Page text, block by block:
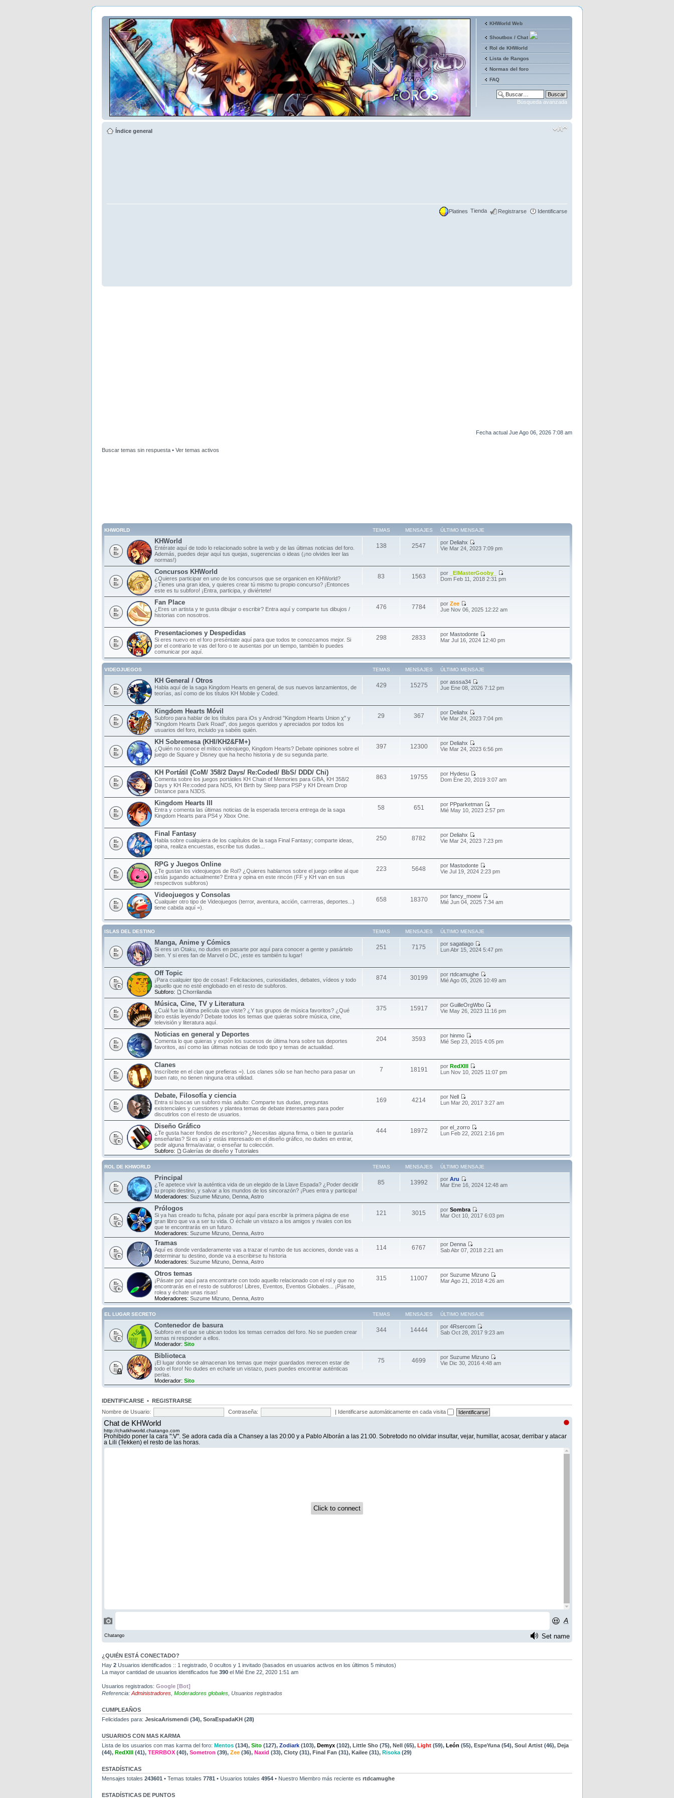
KHWorld Web
Shoutbox / Chat
Rol de KHWorld
Lista de Rangos
Normas del foro
FAQ
Búsqueda avanzada
Índice general
Platines Tienda Registrarse Identificarse
Fecha actual Jue Ago 06, 2026 7:08 am
Buscar temas sin respuesta • Ver temas activos
KHWORLD TEMAS MENSAJES ÚLTIMO MENSAJE
KHWorld
Entérate aquí de todo lo relacionado sobre la web y de las últimas noticias del foro.
Además, puedes dejar aquí tus quejas, sugerencias o ideas (¡no olvides leer las
normas!)
138 2547 por Deliahx
Vie Mar 24, 2023 7:09 pm
Concursos KHWorld
¿Quieres participar en uno de los concursos que se organicen en KHWorld?
¿Tienes una gran idea, y quieres crear tú mismo tu propio concurso? ¡Entonces
este es tu subforo! ¡Entra, participa, y diviértete!
83 1563 por
_ElMasterGooby_
Dom Feb 11, 2018 2:31 pm
Fan Place
¿Eres un artista y te gusta dibujar o escribir? Entra aquí y comparte tus dibujos /
historias con nosotros.
476 7784 porZee
Jue Nov 06, 2025 12:22 am
Presentaciones y Despedidas
Si eres nuevo en el foro preséntate aquí para que todos te conozcamos mejor. Si
por el contrario te vas del foro o te ausentas por un tiempo, también lo puedes
comunicar por aquí.
298 2833 por Mastodonte
Mar Jul 16, 2024 12:40 pm
VIDEOJUEGOS TEMAS MENSAJES ÚLTIMO MENSAJE
KH General / Otros
Habla aquí de la saga Kingdom Hearts en general, de sus nuevos lanzamientos, de
teorías, así como de los títulos KH Mobile y Coded.
429 15275 porasssa34
Jue Ene 08, 2026 7:12 pm
Kingdom Hearts Móvil
Subforo para hablar de los títulos para iOs y Android "Kingdom Hearts Union χ" y
"Kingdom Hearts Dark Road", dos juegos queridos y apreciados por todos los
usuarios del foro, incluido ya sabéis quién.
29 367 por Deliahx
Vie Mar 24, 2023 7:04 pm
KH Sobremesa (KHI/KH2&FM+)
¿Quién no conoce el mítico videojuego, Kingdom Hearts? Debate opiniones sobre el
juego de Square y Disney que ha hecho historia y de su segunda parte.
397 12300 por Deliahx
Vie Mar 24, 2023 6:56 pm
KH Portátil (CoM/ 358/2 Days/ Re:Coded/ BbS/ DDD/ Chi)
Comenta sobre los juegos portátiles KH Chain of Memories para GBA, KH 358/2
Days y KH Re:coded para NDS, KH Birth by Sleep para PSP y KH Dream Drop
Distance para N3DS.
863 19755 por Hydesu
Dom Ene 20, 2019 3:07 am
Kingdom Hearts III
Entra y comenta las últimas noticias de la esperada tercera entrega de la saga
Kingdom Hearts para PS4 y Xbox One.
58 651 por PPparketman
Mié May 10, 2023 2:57 pm
Final Fantasy
Habla sobre cualquiera de los capítulos de la saga Final Fantasy; comparte ideas,
opina, realiza encuestas, escribe tus dudas...
250 8782 por Deliahx
Vie Mar 24, 2023 7:23 pm
RPG y Juegos Online
¿Te gustan los videojuegos de Rol? ¿Quieres hablarnos sobre el juego online al que
estás jugando actualmente? Entra y opina en este rincón (FF y KH van en sus
respectivos subforos)
223 5648 por Mastodonte
Vie Jul 19, 2024 2:23 pm
Videojuegos y Consolas
Cualquier otro tipo de Videojuegos (terror, aventura, acción, carrreras, deportes...)
tiene cabida aquí =).
658 18370 porfancy_moew
Mié Jun 04, 2025 7:34 am
ISLAS DEL DESTINO TEMAS MENSAJES ÚLTIMO MENSAJE
Manga, Anime y Cómics
Si eres un Otaku, no dudes en pasarte por aquí para conocer a gente y pasártelo
bien. Y si eres fan de Marvel o DC, ¡este es también tu lugar!
251 7175 porsagatiago
Lun Abr 15, 2024 5:47 pm
Off Topic
¡Para cualquier tipo de cosas!: Felicitaciones, curiosidades, debates, vídeos y todo
aquello que no esté englobado en el resto de subforos.
Subforo:
Chorrilandia
874 30199 porrtdcamughe
Mié Ago 05, 2026 10:49 am
Música, Cine, TV y Literatura
¿Cuál fue la última película que viste? ¿Y tus grupos de música favoritos? ¿Qué
libro estás leyendo? Debate todos los temas que quieras sobre música, cine,
televisión y literatura aquí.
375 15917 porGuilleOrgWbo
Vie May 26, 2023 11:16 pm
Noticias en general y Deportes
Comenta lo que quieras y expón los sucesos de última hora sobre tus deportes
favoritos, así como las últimas noticias de todo tipo y temas de actualidad.
204 3593 porhinmo
Mié Sep 23, 2015 4:05 pm
Clanes
Inscríbete en el clan que prefieras =). Los clanes sólo se han hecho para pasar un
buen rato, no tienen ninguna otra utilidad.
7 18191 porRedXIII
Lun Nov 10, 2025 11:07 pm
Debate, Filosofía y ciencia
Entra si buscas un subforo más adulto: Comparte tus dudas, preguntas
existenciales y cuestiones y plantea temas de debate interesantes para poder
discutirlos con el resto de usuarios.
169 4214 por Nell
Lun Mar 20, 2017 3:27 am
Diseño Gráfico
¿Te gusta hacer fondos de escritorio? ¿Necesitas alguna firma, o bien te gustaría
enseñarlas? Si es así y estás interesado en el diseño gráfico, no dudes en entrar,
pedir alguna firma/avatar, o enseñar tu colección.
Subforo:
Galerías de diseño y Tutoriales
444 18972 porel_zorro
Lun Feb 22, 2021 2:16 pm
ROL DE KHWORLD TEMAS MENSAJES ÚLTIMO MENSAJE
Principal
¿Te apetece vivir la auténtica vida de un elegido de la Llave Espada? ¿Poder decidir
tu propio destino, y salvar a los mundos de los sincorazón? ¡Pues entra y participa!
Moderadores: Suzume Mizuno Denna Astro
85 13992 porAru
Mar Ene 16, 2024 12:48 am
Prólogos
Si ya has creado tu ficha, pásate por aquí para escribir la primera página de ese
gran libro que va a ser tu vida. O échale un vistazo a los amigos y rivales con los
que te encontrarás en un futuro.
Moderadores: Suzume Mizuno Denna Astro
121 3015 porSombra
Mar Oct 10, 2017 6:03 pm
Tramas
Aquí es donde verdaderamente vas a trazar el rumbo de tus acciones, donde vas a
determinar tu destino, donde va a escribirse tu historia
Moderadores: Suzume Mizuno Denna Astro
114 6767 por Denna
Sab Abr 07, 2018 2:21 am
Otros temas
¡Pásate por aquí para encontrarte con todo aquello relacionado con el rol y que no
encontrarás en el resto de subforos! Libres, Eventos, Eventos Globales... ¡Pásate,
rolea y échate unas risas!
Moderadores: Suzume Mizuno Denna Astro
315 11007 porSuzume Mizuno
Mar Ago 21, 2018 4:26 am
EL LUGAR SECRETO TEMAS MENSAJES ÚLTIMO MENSAJE
Contenedor de basura
Subforo en el que se ubican todos los temas cerrados del foro. No se pueden crear
temas ni responder a ellos.
Moderador: Sito
344 14444 por4Rsercom
Sab Oct 28, 2017 9:23 am
Biblioteca
¡El lugar donde se almacenan los temas que mejor guardados merecen estar de
todo el foro! No dudes en echarle un vistazo, pues puedes encontrar auténticas
perlas.
Moderador: Sito
75 4699 porSuzume Mizuno
Vie Dic 30, 2016 4:48 am
IDENTIFICARSE • REGISTRARSE
Nombre de Usuario:
Contraseña: | Identificarse automáticamente en cada visita
¿QUIÉN ESTÁ CONECTADO?
Hay 2 Usuarios identificados :: 1 registrado, 0 ocultos y 1 invitado (basados en usuarios activos en los últimos 5 minutos)
La mayor cantidad de usuarios identificados fue 390 el Mié Ene 22, 2020 1:51 am
Usuarios registrados: Google [Bot]
Referencia: Administradores Moderadores globales Usuarios registrados
CUMPLEAÑOS
Felicidades para: JesicaArismendi (34), SoraEspadaKH (28)
USUARIOS CON MAS KARMA
Lista de los usuarios con mas karma del foro: Mentos (134), Sito (127), Zodiark (103), Demyx (102), Little Sho (75), Nell (65), Light (59), León (55), EspeYuna (54), Soul Artist (46), Deja
(44), RedXIII (41), TERRBOX (40), Sometron (39), Zee (36), Naxid (33), Cloty (31), Final Fan (31), Kailee (31), Risoka (29)
ESTADÍSTICAS
Mensajes totales 243601 • Temas totales 7781 • Usuarios totales 4954 • Nuestro Miembro más reciente es rtdcamughe
ESTADÍSTICAS DE PUNTOS